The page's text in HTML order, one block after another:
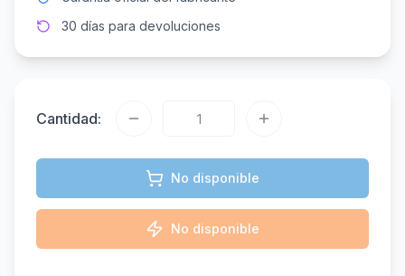
30 días para devoluciones
Cantidad:
No disponible
No disponible